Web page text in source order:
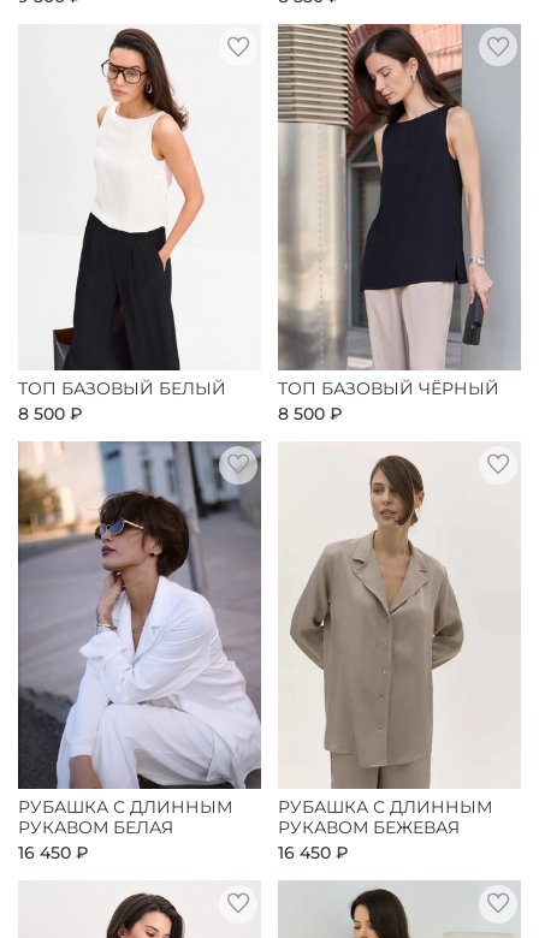
ТОП БАЗОВЫЙ БЕЛЫЙ
8 500 ₽
ТОП БАЗОВЫЙ ЧЁРНЫЙ
8 500 ₽
РУБАШКА С ДЛИННЫМ
РУКАВОМ БЕЛАЯ
16 450 ₽
РУБАШКА С ДЛИННЫМ
РУКАВОМ БЕЖЕВАЯ
16 450 ₽